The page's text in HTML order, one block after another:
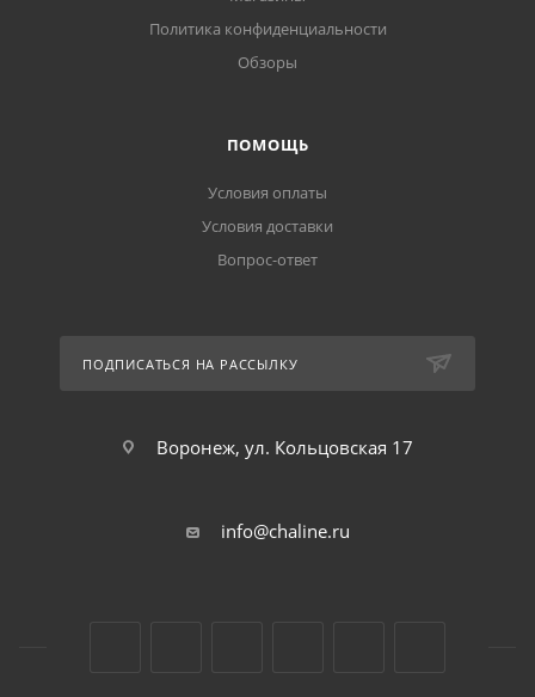
Политика конфиденциальности
Обзоры
ПОМОЩЬ
Условия оплаты
Условия доставки
Вопрос-ответ
ПОДПИСАТЬСЯ НА РАССЫЛКУ
Воронеж, ул. Кольцовская 17
info@chaline.ru